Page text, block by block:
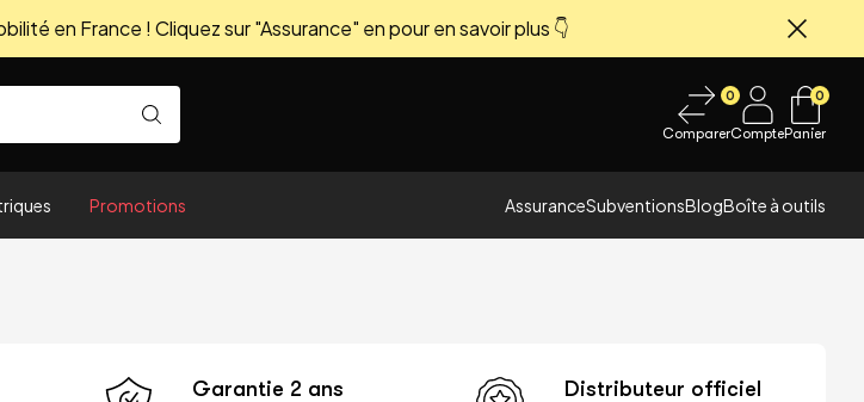
en France ! Cliquez sur "Assurance" en pour en savoir plus 👇
0
ComparerCompte
0
Panier
Promotions AssuranceSubventionsBlogBoîte à outils
Garantie 2 ans Distributeur officiel